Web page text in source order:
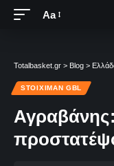
Aa
Totalbasket.gr > Blog >
STOIXIMAN GBL